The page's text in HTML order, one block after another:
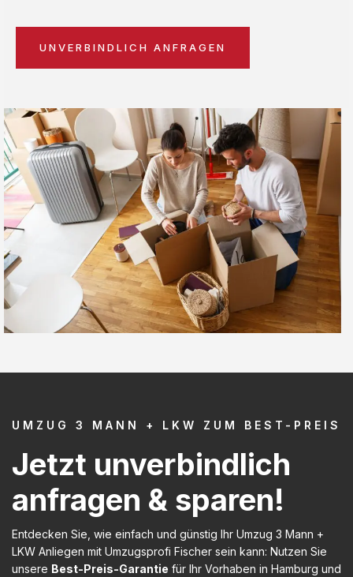
UNVERBINDLICH ANFRAGEN
UMZUG 3 MANN + LKW ZUM BEST-PREIS
Jetzt unverbindlich
anfragen & sparen!
Entdecken Sie, wie einfach und günstig Ihr Umzug 3 Mann +
LKW Anliegen mit Umzugsprofi Fischer sein kann: Nutzen Sie
unsere Best-Preis-Garantie für Ihr Vorhaben in Hamburg und